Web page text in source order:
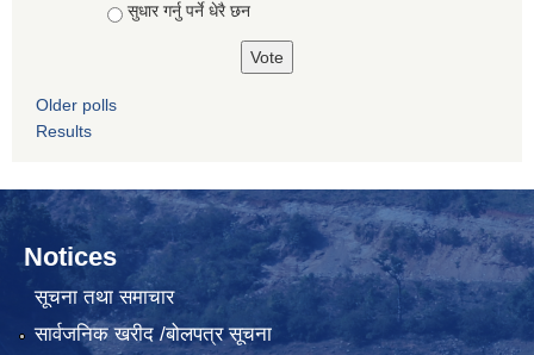
सुधार गर्नु पर्ने धेरै छन
Older polls
Results
Notices
सूचना तथा समाचार
सार्वजनिक खरीद /बोलपत्र सूचना